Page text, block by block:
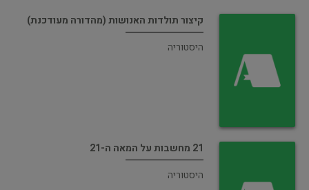
קיצור תולדות האנושות (מהדורה מעודכנת)
היסטוריה
21 מחשבות על המאה ה-21
היסטוריה